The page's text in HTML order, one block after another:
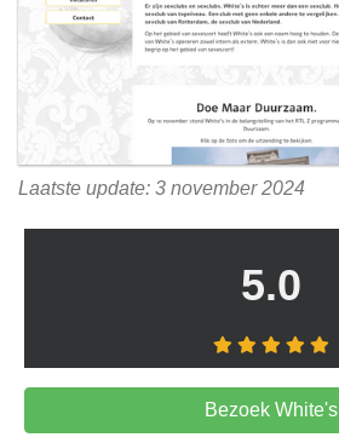
Laatste update: 3 november 2024
5.0
Bezoek White's